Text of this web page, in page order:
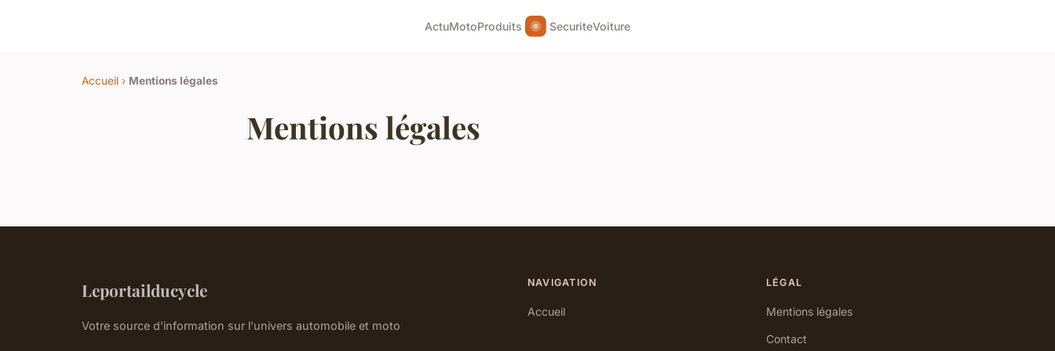
ActuMotoProduits SecuriteVoiture
Accueil › Mentions légales
Mentions légales
Leportailducycle
Votre source d'information sur l'univers automobile et moto
NAVIGATION
Accueil
LÉGAL
Mentions légales
Contact